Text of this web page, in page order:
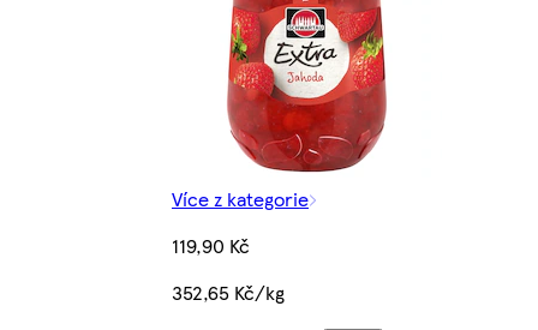
Více z kategorie
119,90 Kč
352,65 Kč/kg